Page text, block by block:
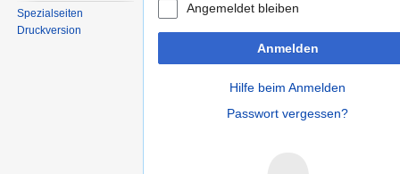
Angemeldet bleiben
Anmelden
Hilfe beim Anmelden
Passwort vergessen?
Spezialseiten
Druckversion